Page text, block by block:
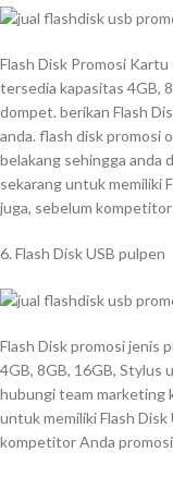
Flash Disk Promosi
tersedia kapasitas 4GB,
dompet. berikan Flash
anda. flash disk promosi
belakang sehingga anda
sekarang untuk memiliki
juga, sebelum
6. Flash Disk USB pulpen
Flash Disk promosi jenis
4GB, 8GB, 16GB, Stylus
hubungi team marketing
untuk memiliki Flash
kompetitor Anda